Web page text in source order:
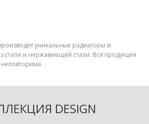
уникальные радиаторы и
стали и нержавеющей стали. Вся продукция
DESIGN